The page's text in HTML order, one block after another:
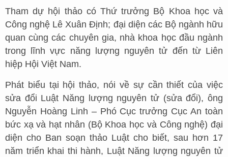
Tham dự hội thảo có Thứ trưởng Bộ Khoa học và
Công nghệ Lê Xuân Định; đại diện các Bộ ngành hữu
quan cùng các chuyên gia, nhà khoa học đầu ngành
trong lĩnh vực năng lượng nguyên tử đến từ Liên
hiệp Hội Việt Nam.
Phát biểu tại hội thảo, nói về sự cần thiết của việc
sửa đổi Luật Năng lượng nguyên tử (sửa đổi), ông
Nguyễn Hoàng Linh – Phó Cục trưởng Cục An toàn
bức xạ và hạt nhân (Bộ Khoa học và Công nghệ) đại
diện cho Ban soạn thảo Luật cho biết, sau hơn 17
năm triển khai thi hành, Luật Năng lượng nguyên tử